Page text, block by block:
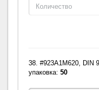
38. #923A1M620, DIN
упаковка:50